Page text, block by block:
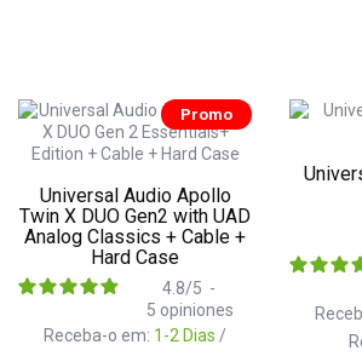
Promo
Universal Audio Apollo
Twin X DUO Gen2 with UAD
Analog Classics + Cable +
Hard Case
Receba-o em: 1-2 Dias /
4.8/5 -
5 opiniones